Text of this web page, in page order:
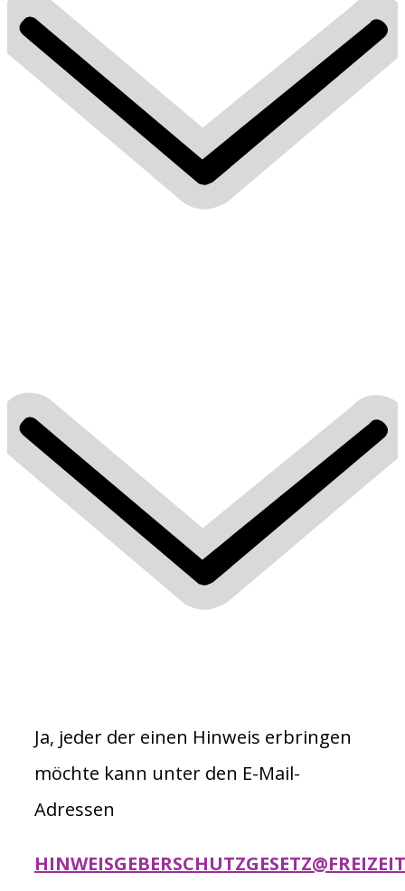
Ja, jeder der einen Hinweis erbringen
möchte kann unter den E-Mail-
Adressen